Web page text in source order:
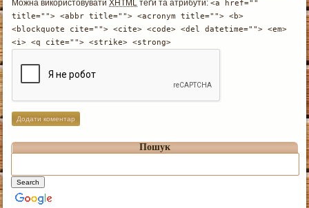
Можна використовуватиXHTML теґи та атрибути:<a href=""
title=""> <abbr title=""> <acronym title=""> <b>
<blockquote cite=""> <cite> <code> <del datetime=""> <em>
<i> <q cite=""> <strike> <strong>
Пошук